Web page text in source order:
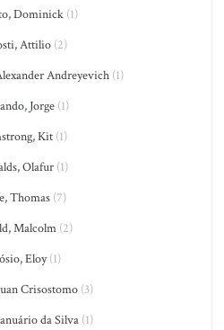
Dominick (1)
Attilio(2)
Andreyevich(1)
Jorge (1)
Kit (1)
Olafur(1)
Thomas (7)
Malcolm (2)
Eloy(1)
Crisostomo(3)
da Silva (1)